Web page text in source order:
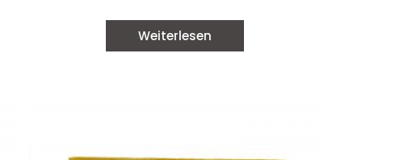
Weiterlesen